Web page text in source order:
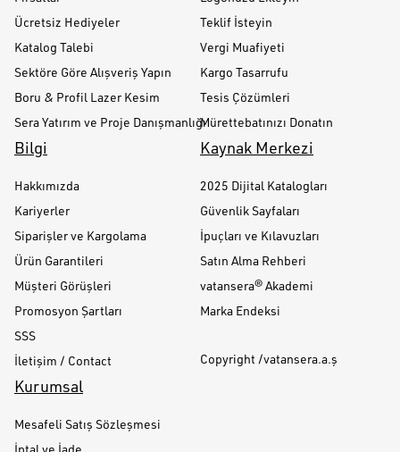
Ücretsiz Hediyeler
Katalog Talebi
Sektöre Göre Alışveriş Yapın
Boru & Profil Lazer Kesim
Sera Yatırım ve Proje Danışmanlığı
Teklif İsteyin
Vergi Muafiyeti
Kargo Tasarrufu
Tesis Çözümleri
Mürettebatınızı Donatın
Bilgi
Hakkımızda
Kariyerler
Siparişler ve Kargolama
Ürün Garantileri
Müşteri Görüşleri
Promosyon Şartları
SSS
İletişim / Contact
Kaynak Merkezi
2025 Dijital Katalogları
Güvenlik Sayfaları
İpuçları ve Kılavuzları
Satın Alma Rehberi
vatansera® Akademi
Marka Endeksi
Copyright /vatansera.a.ş
Kurumsal
Mesafeli Satış Sözleşmesi
İptal ve İade